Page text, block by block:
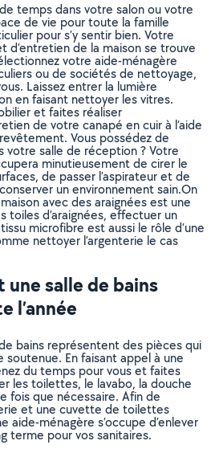
temps dans votre salon ou votre
de vie pour toute la famille
pour s’y sentir bien. Votre
d’entretien de la maison se trouve
votre aide-ménagère
ou de sociétés de nettoyage,
Laissez entrer la lumière
en faisant nettoyer les vitres.
et faites réaliser
de votre canapé en cuir à l’aide
Vous possédez de
votre salle de réception ? Votre
minutieusement de cirer le
de passer l’aspirateur et de
un environnement sain.On
avec des araignées est une
toiles d’araignées, effectuer un
microfibre est aussi le rôle d’une
nettoyer l’argenterie le cas
salle de bains
l’année
bains représentent des pièces qui
En faisant appel à une
du temps pour vous et faites
les toilettes, le lavabo, la douche
fois que nécessaire. Afin de
et une cuvette de toilettes
aide-ménagère s’occupe d’enlever
terme pour vos sanitaires.